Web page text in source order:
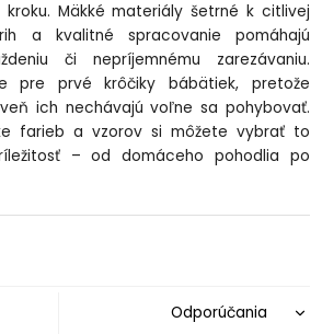
Mäkké materiály šetrné k citlivej
a kvalitné spracovanie pomáhajú
či nepríjemnému zarezávaniu.
pre prvé krôčiky bábätiek, pretože
ich nechávajú voľne sa pohybovať.
farieb a vzorov si môžete vybrať to
– od domáceho pohodlia po